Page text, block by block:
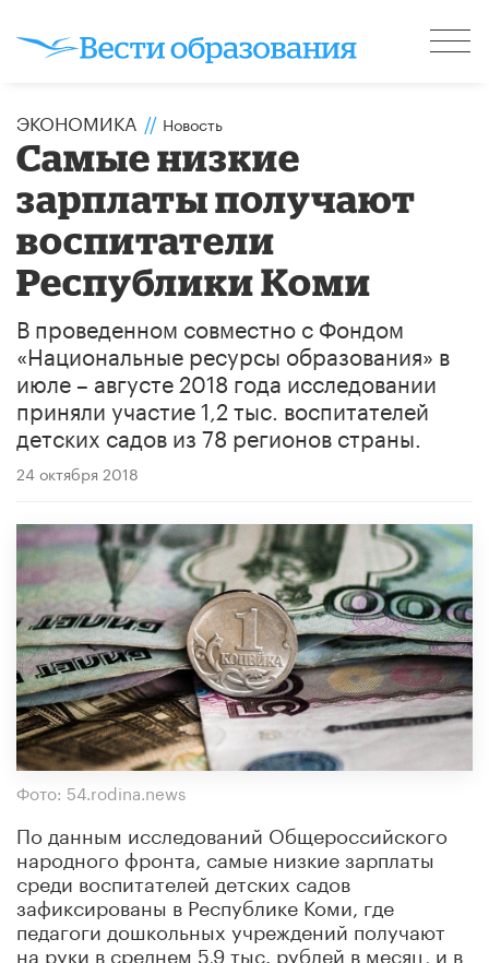
ЭКОНОМИКА // Новость
Самые низкие
зарплаты получают
воспитатели
Республики Коми
В проведенном совместно с Фондом
«Национальные ресурсы образования» в
июле – августе 2018 года исследовании
приняли участие 1,2 тыс. воспитателей
детских садов из 78 регионов страны.
24 октября 2018
Фото: 54.rodina.news
По данным исследований Общероссийского
народного фронта, самые низкие зарплаты
среди воспитателей детских садов
зафиксированы в Республике Коми, где
педагоги дошкольных учреждений получают
на руки в среднем 5,9 тыс. рублей в месяц, и в